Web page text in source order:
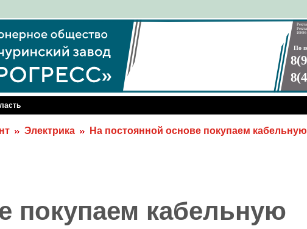
Электрика
На постоянной основе покупаем кабельную
покупаем кабельную